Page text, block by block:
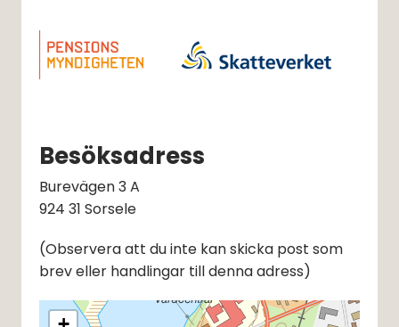
Besöksadress
Burevägen 3 A
924 31 Sorsele
(Observera att du inte kan skicka post som
brev eller handlingar till denna adress)